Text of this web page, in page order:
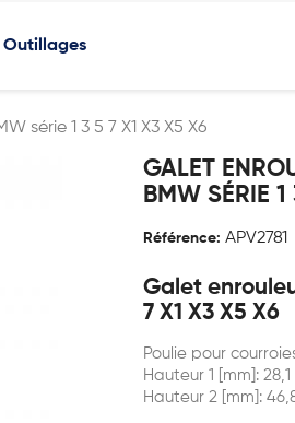
Outillages
série 1 3 5 7 X1 X3 X5 X6
GALET
BMW SÉRIE
Référence: APV2781
Galet
7 X1 X3 X5 X6
Poulie pour
Hauteur 1 [mm]: 28,1
Hauteur 2 [mm]: